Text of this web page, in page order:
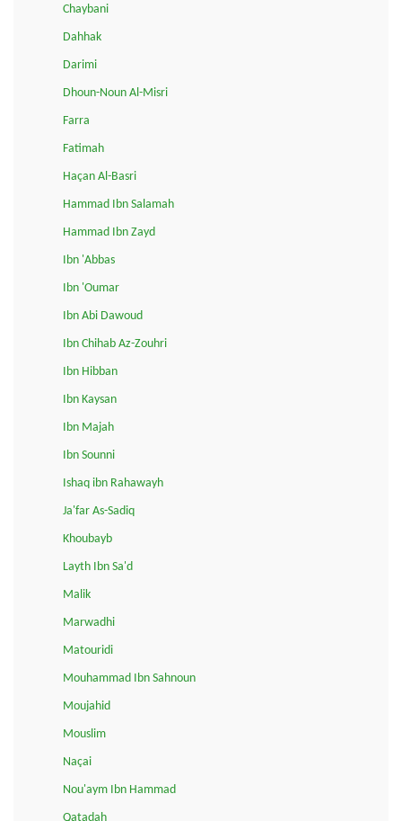
Chaybani
Dahhak
Darimi
Dhoun-Noun Al-Misri
Farra
Fatimah
Haçan Al-Basri
Hammad Ibn Salamah
Hammad Ibn Zayd
Ibn 'Abbas
Ibn 'Oumar
Ibn Abi Dawoud
Ibn Chihab Az-Zouhri
Ibn Hibban
Ibn Kaysan
Ibn Majah
Ibn Sounni
Ishaq ibn Rahawayh
Ja'far As-Sadiq
Khoubayb
Layth Ibn Sa'd
Malik
Marwadhi
Matouridi
Mouhammad Ibn Sahnoun
Moujahid
Mouslim
Naçai
Nou'aym Ibn Hammad
Qatadah